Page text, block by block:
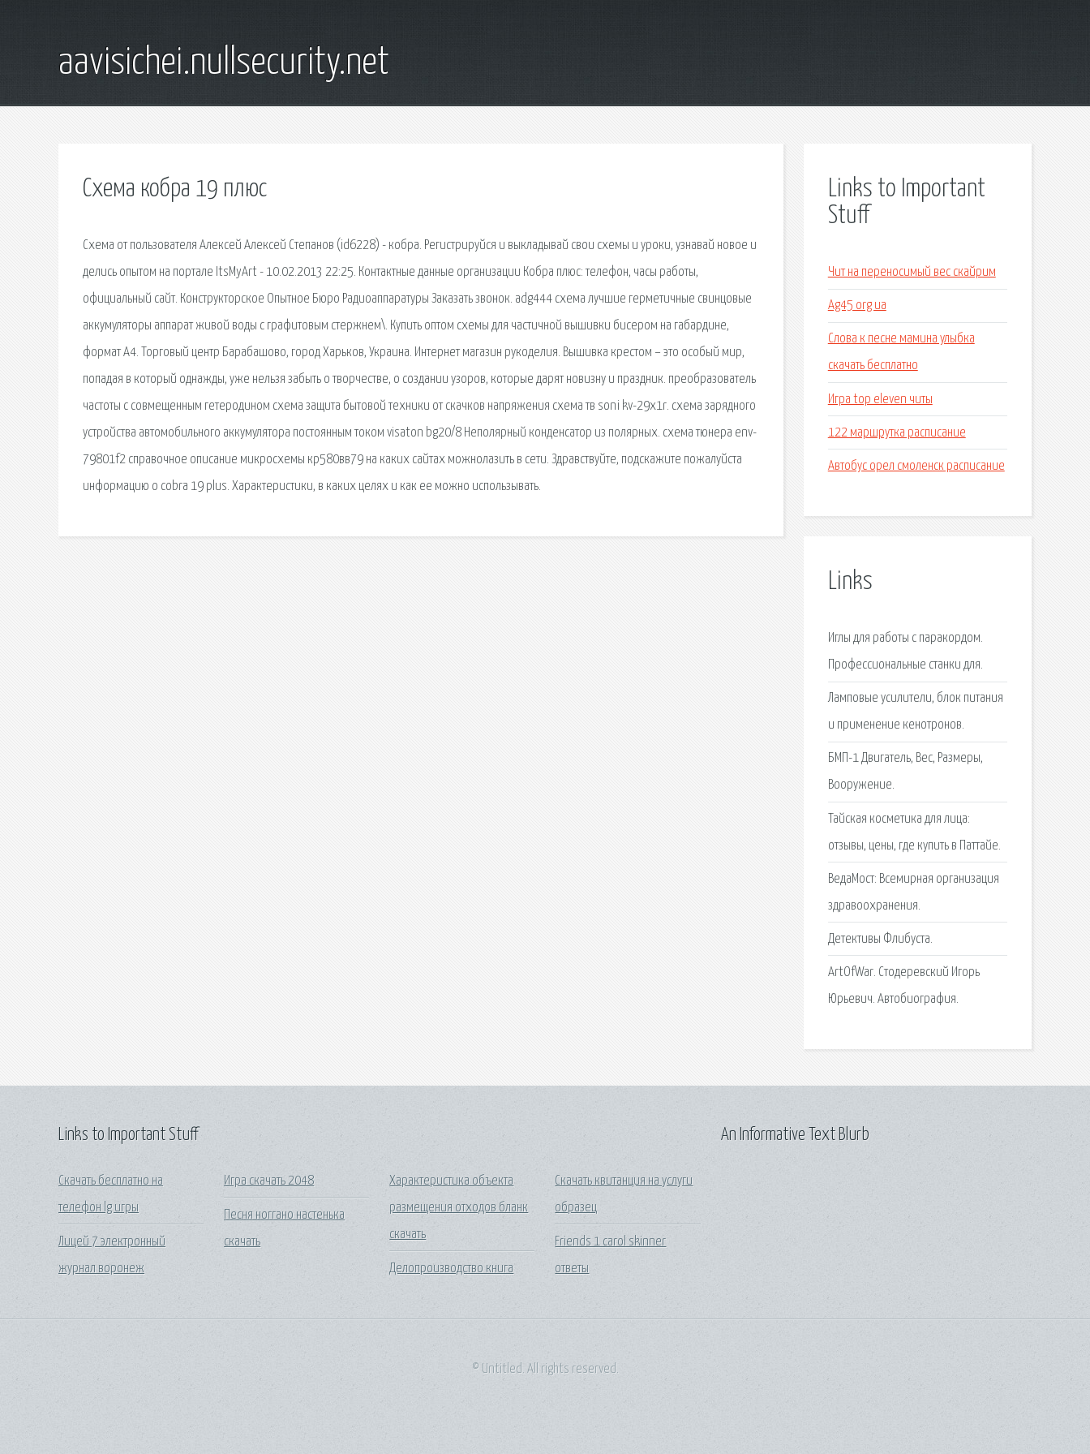
aavisichei.nullsecurity.net
Схема кобра 19 плюс
Схема от пользователя Алексей Алексей Степанов (id6228) - кобра. Регистрируйся и выкладывай свои схемы и уроки, узнавай новое и
делись опытом на портале ItsMyArt - 10.02.2013 22:25. Контактные данные организации Кобра плюс: телефон, часы работы,
официальный сайт. Конструкторское Опытное Бюро Радиоаппаратуры Заказать звонок. adg444 схема лучшие герметичные свинцовые
аккумуляторы аппарат живой воды с графитовым стержнем\. Купить оптом схемы для частичной вышивки бисером на габардине,
формат А4. Торговый центр Барабашово, город Харьков, Украина. Интернет магазин рукоделия. Вышивка крестом – это особый мир,
попадая в который однажды, уже нельзя забыть о творчестве, о создании узоров, которые дарят новизну и праздник. преобразователь
частоты с совмещенным гетеродином схема защита бытовой техники от скачков напряжения схема тв soni kv-29x1r. схема зарядного
устройства автомобильного аккумулятора постоянным током visaton bg20/8 Неполярный конденсатор из полярных. схема тюнера env-
79801f2 справочное описание микросхемы кр580вв79 на каких сайтах можнолазить в сети. Здравствуйте, подскажите пожалуйста
информацию о cobra 19 plus. Характеристики, в каких целях и как ее можно использывать.
Links to Important
Stuff
Чит на переносимый вес скайрим
Ag45 org ua
Слова к песне мамина улыбка
скачать бесплатно
Игра top eleven читы
122 маршрутка расписание
Автобус орел смоленск расписание
Links
Иглы для работы с паракордом.
Профессиональные станки для.
Ламповые усилители, блок питания
и применение кенотронов.
БМП-1 Двигатель, Вес, Размеры,
Вооружение.
Тайская косметика для лица:
отзывы, цены, где купить в Паттайе.
ВедаМост: Всемирная организация
здравоохранения.
Детективы Флибуста.
ArtOfWar. Стодеревский Игорь
Юрьевич. Автобиография.
Links to Important Stuff
Скачать бесплатно на
телефон lg игры
Лицей 7 электронный
журнал воронеж
Игра скачать 2048
Песня ноггано настенька
скачать
Характеристика объекта
размещения отходов бланк
скачать
Делопроизводство книга
Скачать квитанция на услуги
образец
Friends 1 carol skinner
ответы
An Informative Text Blurb
© Untitled. All rights reserved.